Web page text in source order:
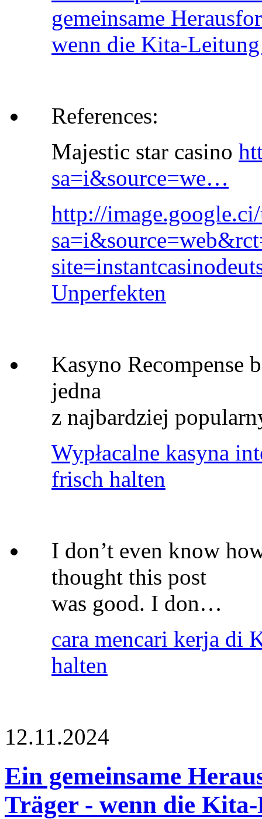
gemeinsame
wenn die Kita-Leitung
References:
Majestic star casino
sa=i&source=we…
http://
Unperfekten
Kasyno Recompense
jedna
z najbardziej
Wypłacalne kasyna
frisch halten
I don’t even know
thought this post
was good. I don…
cara mencari kerja di
halten
12.11.2024
Ein gemeinsame
Träger - wenn die